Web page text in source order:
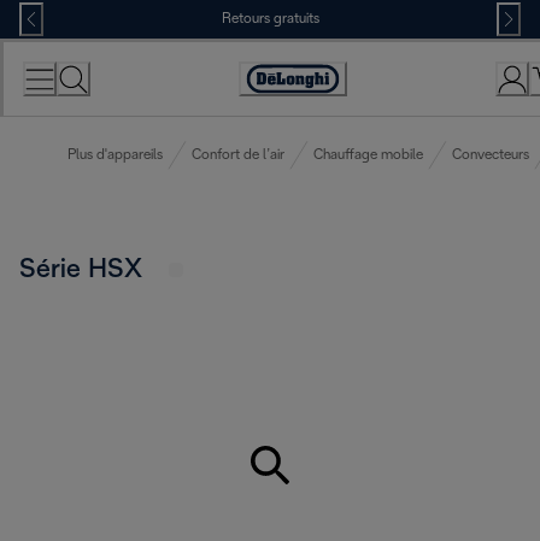
Skip
to
Content
Retours gratuits
Déclaration
Plus d'appareils Confort de l’air Chauffage mobile Convecteurs
Série HSX